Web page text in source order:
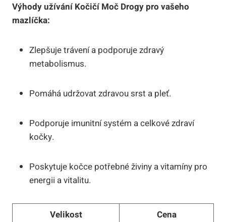
Výhody užívání Kočičí ‌Moč Drogy pro vašeho
mazlíčka:
Zlepšuje ‍trávení​ a podporuje zdravý
metabolismus.
Pomáhá udržovat zdravou srst a pleť.
Podporuje⁣ imunitní systém a⁣ celkové zdraví
kočky.
Poskytuje kočce‍ potřebné živiny a vitamíny‌ pro
energii⁣ a ‌vitalitu.
Velikost
Cena